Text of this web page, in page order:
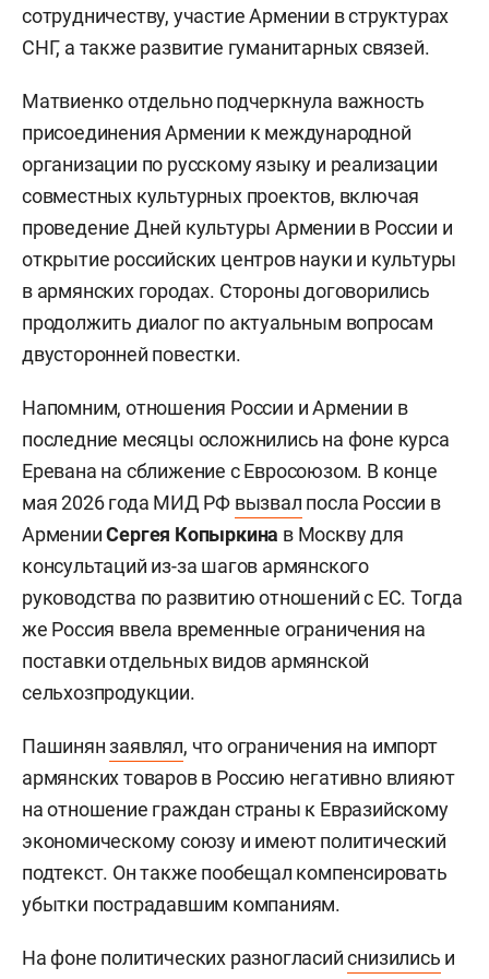
сотрудничеству, участие Армении в структурах
СНГ, а также развитие гуманитарных связей.
Матвиенко отдельно подчеркнула важность
присоединения Армении к международной
организации по русскому языку и реализации
совместных культурных проектов, включая
проведение Дней культуры Армении в России и
открытие российских центров науки и культуры
в армянских городах. Стороны договорились
продолжить диалог по актуальным вопросам
двусторонней повестки.
Напомним, отношения России и Армении в
последние месяцы осложнились на фоне курса
Еревана на сближение с Евросоюзом. В конце
мая 2026 года МИД РФ вызвал посла России в
АрменииСергея Копыркина в Москву для
консультаций из-за шагов армянского
руководства по развитию отношений с ЕС. Тогда
же Россия ввела временные ограничения на
поставки отдельных видов армянской
сельхозпродукции.
Пашинянзаявлял, что ограничения на импорт
армянских товаров в Россию негативно влияют
на отношение граждан страны к Евразийскому
экономическому союзу и имеют политический
подтекст. Он также пообещал компенсировать
убытки пострадавшим компаниям.
На фоне политических разногласийснизились и